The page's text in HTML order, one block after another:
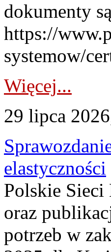
dokumenty
https://
systemow/
Więcej...
29 lipca
elastyczności
Polskie Sieci
oraz
potrzeb w